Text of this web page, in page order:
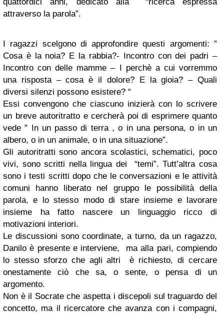
attraverso la parola”.
I ragazzi scelgono di approfondire questi argomenti: ”
Cosa è la noia? E la rabbia?- Incontro con dei padri –
Incontro con delle mamme – I perchè a cui vorremmo
una risposta – cosa è il dolore? E la gioia? – Quali
diversi silenzi possono esistere? “
Essi convengono che ciascuno inizierà con lo scrivere
un breve autoritratto e cercherà poi di esprimere quanto
vede ” In un passo di terra , o in una persona, o in un
albero, o in un animale, o in una situazione”.
Gli autoritratti sono ancora scolastici, schematici, poco
vivi, sono scritti nella lingua dei “temi”. Tutt’altra cosa
sono i testi scritti dopo che le conversazioni e le attività
comuni hanno liberato nel gruppo le possibilità della
parola, e lo stesso modo di stare insieme e lavorare
insieme ha fatto nascere un linguaggio ricco di
motivazioni interiori.
Le discussioni sono coordinate, a turno, da un ragazzo,
Danilo è presente e interviene, ma alla pari, compiendo
lo stesso sforzo che agli altri è richiesto, di cercare
onestamente ciò che sa, o sente, o pensa di un
argomento.
Non è il Socrate che aspetta i discepoli sul traguardo del
concetto, ma il ricercatore che avanza con i compagni,